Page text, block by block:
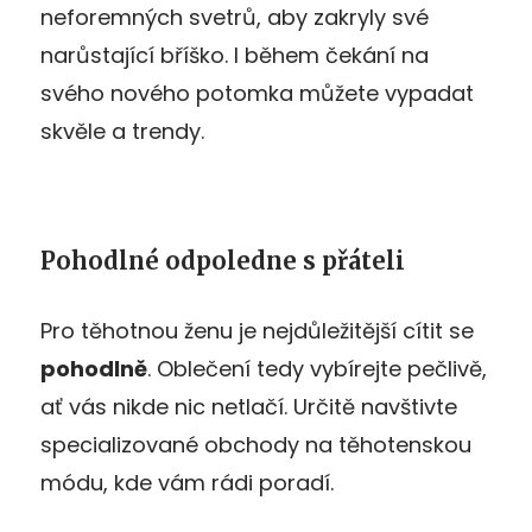
neforemných svetrů, aby zakryly své
narůstající bříško. I během čekání na
svého nového potomka můžete vypadat
skvěle a trendy.
Pohodlné odpoledne s přáteli
Pro těhotnou ženu je nejdůležitější cítit se
pohodlně. Oblečení tedy vybírejte pečlivě,
ať vás nikde nic netlačí. Určitě navštivte
specializované obchody na těhotenskou
módu, kde vám rádi poradí.